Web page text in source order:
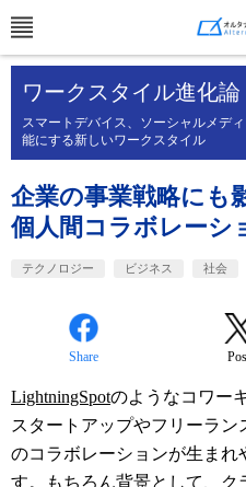
ワークスタイル進化論
スマートデバイス、ソーシャルメデ
能にする新しいワークスタイル
企業の事業戦略にも
個人間コラボレーシ
テクノロジー ビジネス 社会
Share
LightningSpotのようなコワー
スタートアップやフリーラ
のコラボレーションが生まれ
す。もちろん背景として、